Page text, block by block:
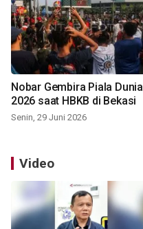
Nobar Gembira Piala Dunia
2026 saat HBKB di Bekasi
Senin, 29 Juni 2026
Video